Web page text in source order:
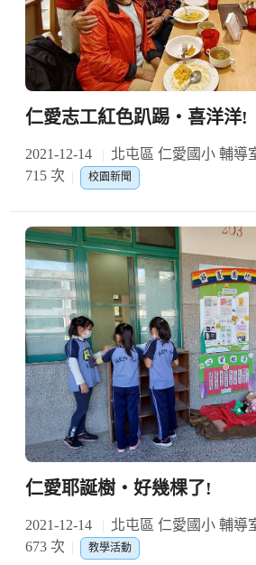
仁愛志工紅色趴踢‧喜洋洋!
2021-12-14 北屯區 仁愛國小 輔導
715 次
校園新聞
仁愛耶誕樹‧好幾棵了!
2021-12-14 北屯區 仁愛國小 輔導
673 次
教學活動